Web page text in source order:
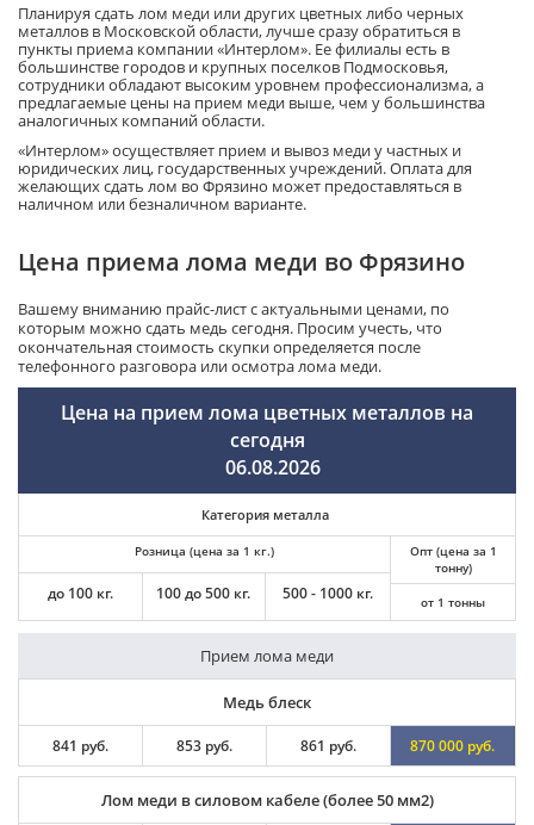
Планируя сдать лом меди или других цветных либо черных
металлов в Московской области, лучше сразу обратиться в
пункты приема компании «Интерлом». Ее филиалы есть в
большинстве городов и крупных поселков Подмосковья,
сотрудники обладают высоким уровнем профессионализма, а
предлагаемые цены на прием меди выше, чем у большинства
аналогичных компаний области.
«Интерлом» осуществляет прием и вывоз меди у частных и
юридических лиц, государственных учреждений. Оплата для
желающих сдать лом во Фрязино может предоставляться в
наличном или безналичном варианте.
Цена приема лома меди во Фрязино
Вашему вниманию прайс-лист с актуальными ценами, по
которым можно сдать медь сегодня. Просим учесть, что
окончательная стоимость скупки определяется после
телефонного разговора или осмотра лома меди.
Цена на прием лома цветных металлов на
сегодня
06.08.2026
Категория металла
Розница (цена за 1 кг.)
до 100 кг. 100 до 500 кг. 500 - 1000 кг.
Опт (цена за 1
тонну)
от 1 тонны
Прием лома меди
Медь блеск
841 руб. 853 руб. 861 руб. 870 000 руб.
Лом меди в силовом кабеле (более 50 мм2)